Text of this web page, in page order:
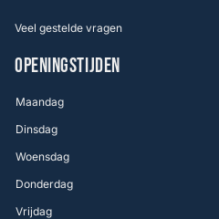
Veel gestelde vragen
OPENINGSTIJDEN
Maandag
Dinsdag
Woensdag
Donderdag
Vrijdag